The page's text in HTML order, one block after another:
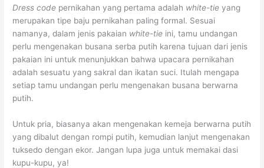
Dress code pernikahan yang pertama adalah white-tie yang
merupakan tipe baju pernikahan paling formal. Sesuai
namanya, dalam jenis pakaian white-tie ini, tamu undangan
perlu mengenakan busana serba putih karena tujuan dari jenis
pakaian ini untuk menunjukkan bahwa upacara pernikahan
adalah sesuatu yang sakral dan ikatan suci. Itulah mengapa
setiap tamu undangan perlu mengenakan busana berwarna
putih.
Untuk pria, biasanya akan mengenakan kemeja berwarna putih
yang dibalut dengan rompi putih, kemudian lanjut mengenakan
tuksedo dengan ekor. Jangan lupa juga untuk memakai dasi
kupu-kupu, ya!